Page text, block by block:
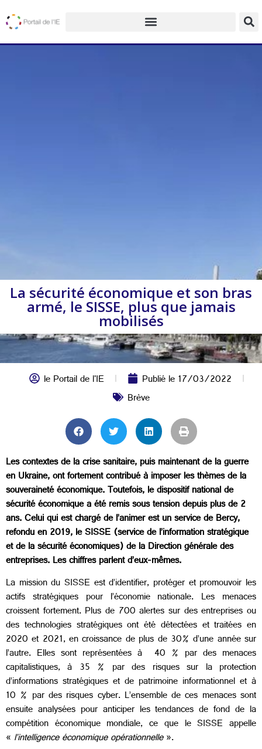
La sécurité économique et son bras
armé, le SISSE, plus que jamais
mobilisés
le Portail de l'IE Publié le17/03/2022
Brève
Les contextes de la crise sanitaire, puis maintenant de la guerre
en Ukraine, ont fortement contribué à imposer les thèmes de la
souveraineté économique. Toutefois, le dispositif national de
sécurité économique a été remis sous tension depuis plus de 2
ans. Celui qui est chargé de l’animer est un service de Bercy,
refondu en 2019, le SISSE (service de l’information stratégique
et de la sécurité économiques) de la Direction générale des
entreprises. Les chiffres parlent d’eux-mêmes.
La mission du SISSE est d’identifier, protéger et promouvoir les
actifs stratégiques pour l’économie nationale. Les menaces
croissent fortement. Plus de 700 alertes sur des entreprises ou
des technologies stratégiques ont été détectées et traitées en
2020 et 2021, en croissance de plus de 30% d’une année sur
l’autre. Elles sont représentées à 40 % par des menaces
capitalistiques, à 35 % par des risques sur la protection
d’informations stratégiques et de patrimoine informationnel et à
10 % par des risques cyber. L’ensemble de ces menaces sont
ensuite analysées pour anticiper les tendances de fond de la
compétition économique mondiale, ce que le SISSE appelle
« l’intelligence économique opérationnelle».